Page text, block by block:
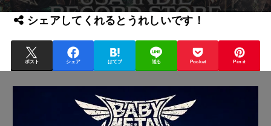
シェアしてくれるとうれしいです！
ポスト シェア はてブ 送る Pocket Pin it